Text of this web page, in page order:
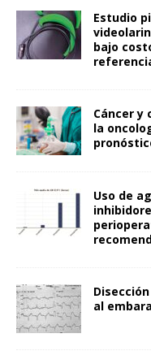
Estudio
bajo
Cáncer y
la
Uso de
al